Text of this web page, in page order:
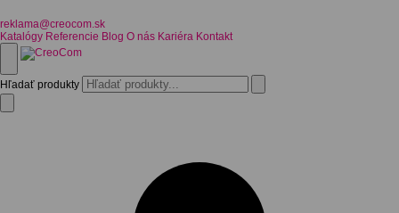
reklama@creocom.sk
Katalógy Referencie Blog O nás Kariéra Kontakt
Hľadať produkty